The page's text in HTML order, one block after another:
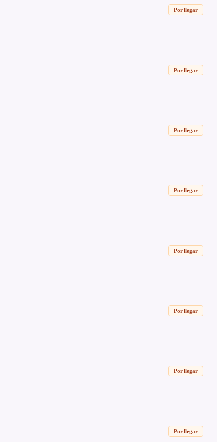
Por llegar
Por llegar
Por llegar
Por llegar
Por llegar
Por llegar
Por llegar
Por llegar